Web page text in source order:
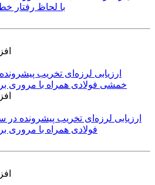
با لحاظ رفتار
ارزیابی لرزه‌ای تخریب پیشرونده
فولادی همراه با مروری